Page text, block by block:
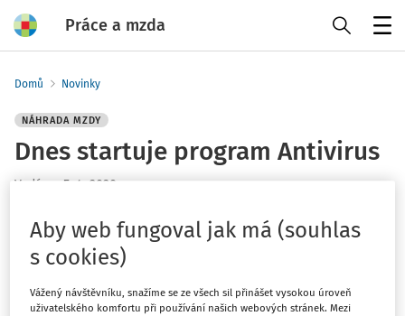
Práce a mzda
Domů Novinky
NÁHRADA MZDY
Dnes startuje program Antivirus
Vydáno
5. 4. 2020
Ministerstvo práce a sociálních věcí informovalo, žednes
ve 12:00 startuje program Antivirus
žádosti pro uplatnění náhrady.
Aby web fungoval jak má (souhlas
s cookies)
Vážený návštěvníku, snažíme se ze všech sil přinášet vysokou úroveň
uživatelského komfortu při používání našich webových stránek. Mezi